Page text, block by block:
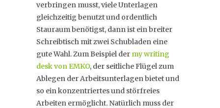
verbringen musst, viele Unterlagen
gleichzeitig benutzt und ordentlich
Stauraum benötigst, dann ist ein breiter
Schreibtisch mit zwei Schubladen eine
gute Wahl. Zum Beispiel der my writing
desk von EMKO, der seitliche Flügel zum
Ablegen der Arbeitsunterlagen bietet und
so ein konzentriertes und störfreies
Arbeiten ermöglicht. Natürlich muss der